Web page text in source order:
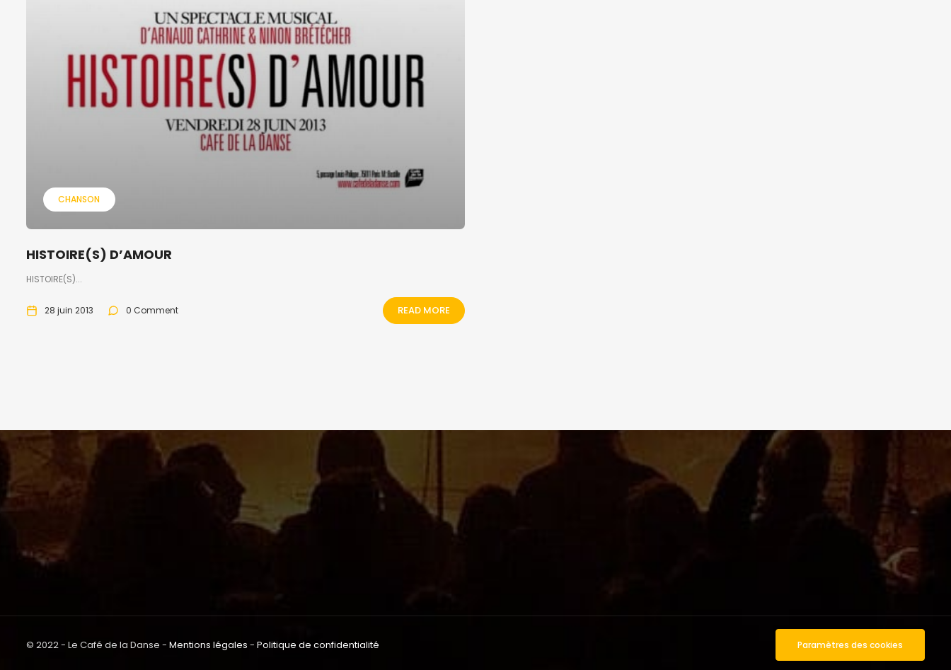
CHANSON
HISTOIRE(S) D’AMOUR
HISTOIRE(S)...
28 juin 2013 0 Comment READ MORE
© 2022 - Le Café de la Danse - Mentions légales - Politique de confidentialité Paramètres des cookies